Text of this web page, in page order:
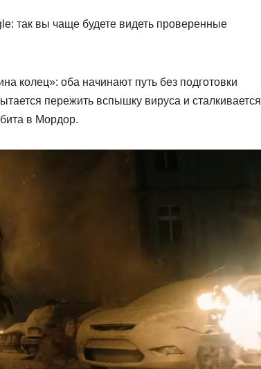
так вы чаще будете видеть проверенные
колец»: оба начинают путь без подготовки
пережить вспышку вируса и сталкивается
в Мордор.